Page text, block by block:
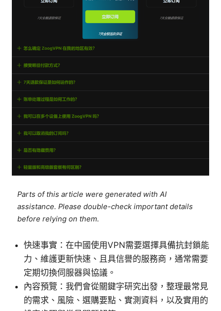
Parts of this article were generated with AI
assistance. Please double-check important details
before relying on them.
快速事實：在中國使用VPN需要選擇具備抗封鎖能
力、維護更新快速、且具信譽的服務商，通常需要
定期切換伺服器與協議。
內容預覽：我們會從關鍵字研究出發，整理最常見
的需求、風險、選購要點、實測資料，以及實用的